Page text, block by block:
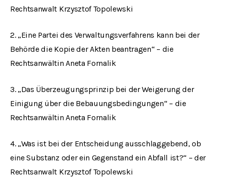
Rechtsanwalt Krzysztof Topolewski
2. „Eine Partei des Verwaltungsverfahrens kann bei der
Behörde die Kopie der Akten beantragen“ – die
Rechtsanwältin Aneta Fornalik
3. „Das Überzeugungsprinzip bei der Weigerung der
Einigung über die Bebauungsbedingungen“ – die
Rechtsanwältin Aneta Fornalik
4. „Was ist bei der Entscheidung ausschlaggebend, ob
eine Substanz oder ein Gegenstand ein Abfall ist?“ – der
Rechtsanwalt Krzysztof Topolewski